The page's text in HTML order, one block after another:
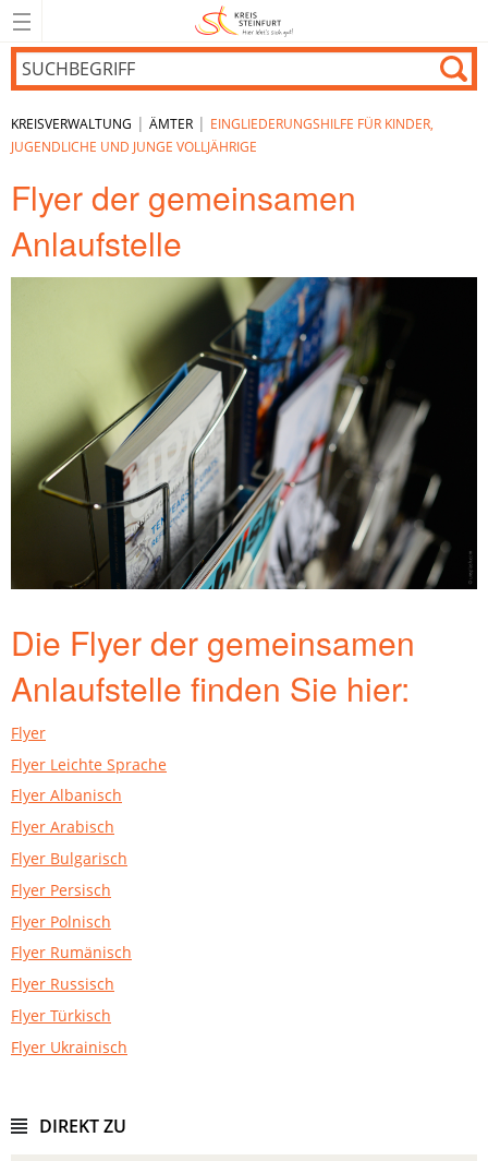
KREISVERWALTUNG | ÄMTER | EINGLIEDERUNGSHILFE FÜR KINDER,
JUGENDLICHE UND JUNGE VOLLJÄHRIGE
Flyer der gemeinsamen
Anlaufstelle
Die Flyer der gemeinsamen
Anlaufstelle finden Sie hier:
Flyer
Flyer Leichte Sprache
Flyer Albanisch
Flyer Arabisch
Flyer Bulgarisch
Flyer Persisch
Flyer Polnisch
Flyer Rumänisch
Flyer Russisch
Flyer Türkisch
Flyer Ukrainisch
DIREKT ZU